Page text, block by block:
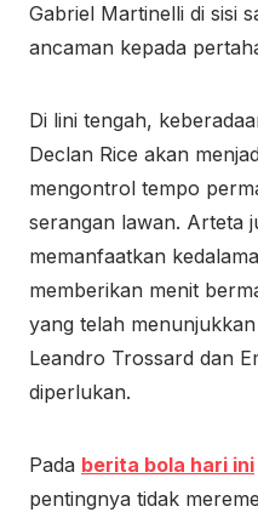
Gabriel Martinelli di sisi
ancaman kepada
Di lini tengah,
Declan Rice akan
mengontrol tempo
serangan lawan. Arteta
memanfaatkan
memberikan menit
yang telah
Leandro Trossard dan
diperlukan.
Pada berita bola hari ini
pentingnya tidak